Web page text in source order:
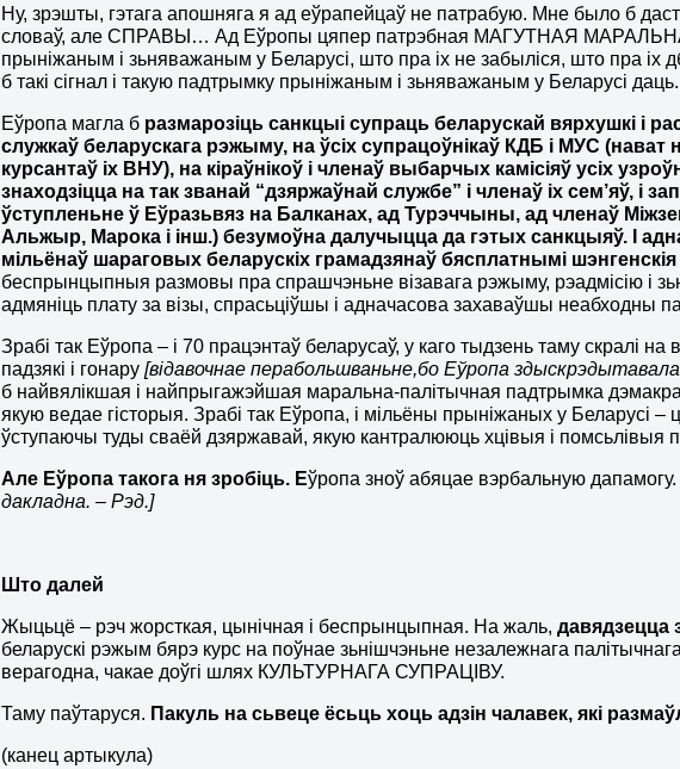
Ну, зрэшты, гэтага апошняга я ад еўрапейцаў не патрабую. Мне было б
словаў, але СПРАВЫ… Ад Еўропы цяпер патрэбная МАГУТНАЯ
прыніжаным і зьняважаным у Беларусі, што пра іх не забыліся, што пра іх
б такі сігнал і такую падтрымку прыніжаным і зьняважаным у Беларусі даць.
Еўропа магла б размарозіць санкцыі супраць беларускай вярхушкі і
служкаў беларускага рэжыму, на ўсіх супрацоўнікаў КДБ і МУС(нават
курсантаў іх ВНУ), на кіраўнікоў і членаў выбарчых камісіяў усіх
знаходзіцца на так званай “дзяржаўнай службе” і членаў іх сем’яў, і
ўступленьне ў Еўразьвяз на Балканах, ад Турэччыны, ад членаў
Альжыр, Марока і інш.) безумоўна далучыцца да гэтых санкцыяў. І
мільёнаў шараговых беларускіх грамадзянаў бясплатнымі шэнгенскія
беспрынцыпныя размовы пра спрашчэньне візавага рэжыму, рэадмісію і
адмяніць плату за візы, спрасьціўшы і адначасова захаваўшы неабходны
Зрабі так Еўропа – і 70 працэнтаў беларусаў, у каго тыдзень таму скралі
падзякі і гонару[відавочнае перабольшваньне,бо Еўропа
б найвялікшая і найпрыгажэйшая маральна-палітычная падтрымка
якую ведае гісторыя. Зрабі так Еўропа, і мільёны прыніжаных у Беларусі
ўступаючы туды сваёй дзяржавай, якую кантралююць хцівыя і помсьлівыя
Але Еўропа такога ня зробіць. Еўропа зноў абяцае вэрбальную
дакладна. – Рэд.]
Што далей
Жыцьцё – рэч жорсткая, цынічная і беспрынцыпная. На жаль,давядзецца
беларускі рэжым бярэ курс на поўнае зьнішчэньне незалежнага
верагодна, чакае доўгі шлях КУЛЬТУРНАГА СУПРАЦІВУ.
Таму паўтаруся. Пакуль на сьвеце ёсьць хоць адзін чалавек, які
(канец артыкула)